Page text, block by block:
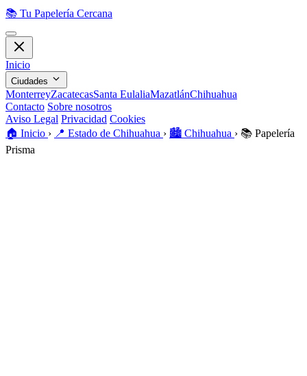
📚 Tu Papelería Cercana
Inicio
Ciudades
MonterreyZacatecasSanta EulaliaMazatlánChihuahua
Contacto Sobre nosotros
Aviso Legal Privacidad Cookies
🏠️ Inicio › 📍 Estado de Chihuahua › 🏙️ Chihuahua › 📚 Papelería
Prisma